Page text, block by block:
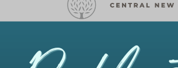
Busca en